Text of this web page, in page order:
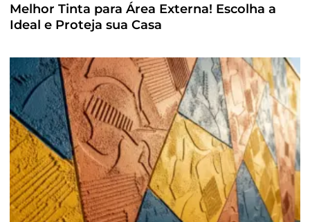
Melhor Tinta para Área Externa! Escolha a
Ideal e Proteja sua Casa